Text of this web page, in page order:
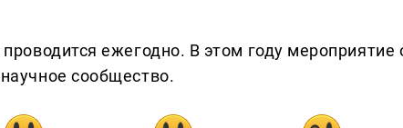
ежегодно. В этом году мероприятие
сообщество.